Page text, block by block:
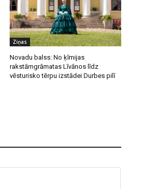
Ziņas
Novadu balss: No ķīmijas
rakstāmgrāmatas Līvānos līdz
vēsturisko tērpu izstādei Durbes pilī